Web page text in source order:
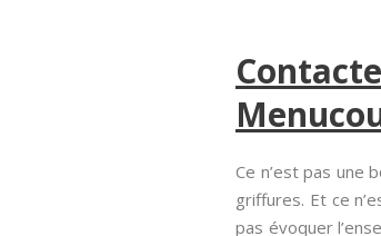
Ce n’est pas une
griffures. Et ce
pas évoquer